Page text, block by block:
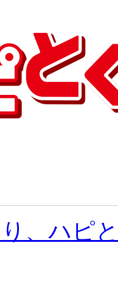
、ハピ